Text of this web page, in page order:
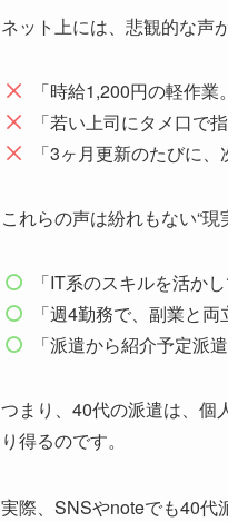
ネット上には、悲観的な声
「時給1,200円の軽作
「若い上司にタメ口で
「3ヶ月更新のたびに
これらの声は紛れもない“現
「IT系のスキルを活か
「週4勤務で、副業と
「派遣から紹介予定派
つまり、40代の派遣は、個
り得るのです。
実際、SNSやnoteでも40代